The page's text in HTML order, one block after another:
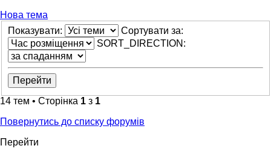
Нова тема
Показувати:
Сортувати за:
SORT_DIRECTION:
14 тем • Сторінка 1 з 1
Повернутись до списку форумів
Перейти